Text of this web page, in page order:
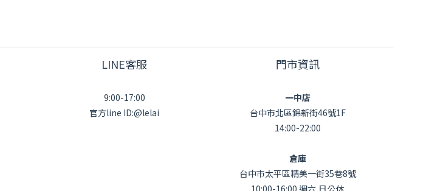
LINE客服
9:00-17:00
官方line ID:@lelai
門市資訊
一中店
台中市北區錦新街46號1F
14:00-22:00
倉庫
台中市太平區精美一街35巷8號